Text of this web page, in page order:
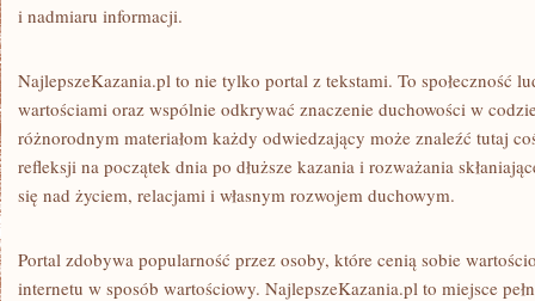
i nadmiaru informacji.
NajlepszeKazania.pl to nie tylko portal z tekstami. To społeczność
wartościami oraz wspólnie odkrywać znaczenie duchowości w
różnorodnym materiałom każdy odwiedzający może znaleźć tutaj
refleksji na początek dnia po dłuższe kazania i rozważania
się nad życiem, relacjami i własnym rozwojem duchowym.
Portal zdobywa popularność przez osoby, które cenią sobie
internetu w sposób wartościowy. NajlepszeKazania.pl to miejsce